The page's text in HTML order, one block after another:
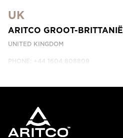
NEEM CONTACT MET ONS OP
UK
ARITCO GROOT-BRITTANIË
UNITED KINGDOM
PHONE: +44 1604 808809